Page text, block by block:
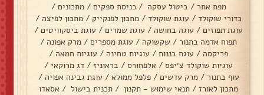
מפת אתר / ביטול עסקה / כניסת ספקים / מתכונים /
כדורי שוקולד / עוגת שוקולד / מתכון לפנקייק / מתכון לפיצה /
עוגת תפוזים / עוגה בחושה / עוגת שמרים / עוגת ביסקוויטים /
תפוח אדמה בתנור / שקשוקה / עוגת מספרים / מרק אפונה /
פריקסה / עוגת בננות / עוגיות טחינה / עוגיות חמאה /
עוגיות שוקולד צ׳יפס / אלפחורס / בראוניז / דג מרוקאי /
עוף בתנור / מרק עדשים / פלפל ממולא / עוגת גבינה אפויה /
מתכון לאורז / תנאי שימוש - תקנון / תכנית בישול / אסאדו